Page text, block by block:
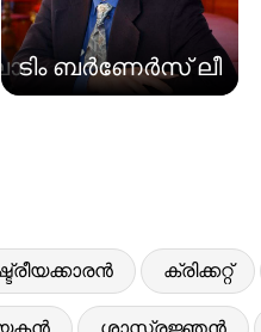
ടിം ബർണേർസ് ലീ
ക്രിക്കറ്റ്